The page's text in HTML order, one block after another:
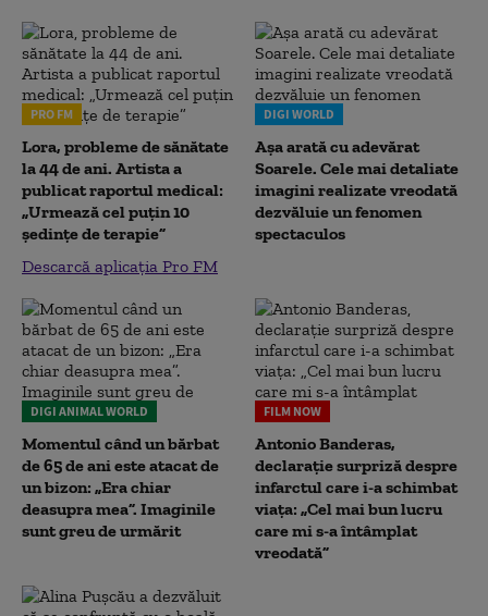
PRO FM
Lora, probleme de sănătate
la 44 de ani. Artista a
publicat raportul medical:
„Urmează cel puțin 10
ședințe de terapie”
Descarcă aplicația Pro FM
DIGI WORLD
Așa arată cu adevărat
Soarele. Cele mai detaliate
imagini realizate vreodată
dezvăluie un fenomen
spectaculos
DIGI ANIMAL WORLD
Momentul când un bărbat
de 65 de ani este atacat de
un bizon: „Era chiar
deasupra mea”. Imaginile
sunt greu de urmărit
FILM NOW
Antonio Banderas,
declarație surpriză despre
infarctul care i-a schimbat
viața: „Cel mai bun lucru
care mi s-a întâmplat
vreodată”